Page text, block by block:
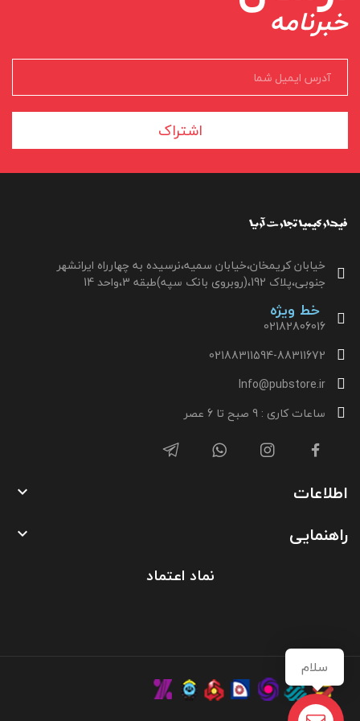
خبرنامه
اشتراک
خیابان کریمخان،خیابان سمیه،نرسیده به چهارراه ایرانشهر
جنوبی،پلاک 192،(روبروی بانک سپه)طبقه 3،واحد 14
خط ویژه
02182806016
02188311594-88311672
Info@pubstore.ir
ساعات کاری : 9 صبح تا 6 عصر
اطلاعات 
راهنمایی 
نماد اعتماد
سلام